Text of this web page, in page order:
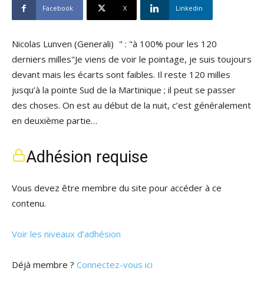
Facebook X Linkedin
Nicolas Lunven (Generali) " : "à 100% pour les 120
derniers milles"Je viens de voir le pointage, je suis toujours
devant mais les écarts sont faibles. Il reste 120 milles
jusqu’à la pointe Sud de la Martinique ; il peut se passer
des choses. On est au début de la nuit, c’est généralement
en deuxième partie…
Adhésion requise
Vous devez être membre du site pour accéder à ce
contenu.
Voir les niveaux d’adhésion
Déjà membre ? Connectez-vous ici